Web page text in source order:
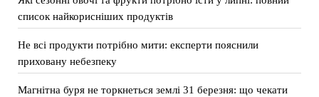
список найкорисніших продуктів
Не всі продукти потрібно мити: експерти пояснили
приховану небезпеку
Магнітна буря не торкнеться землі 31 березня: що чекати